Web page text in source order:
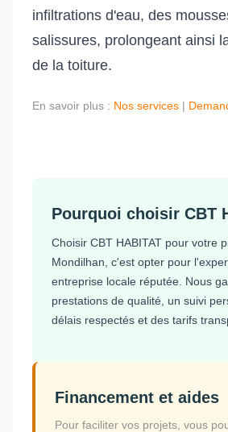
infiltrations d'eau, des
salissures, prolongeant ainsi
de la toiture.
En savoir plus : Nos services |
Pourquoi choisir CBT
Choisir CBT HABITAT pour votre
Mondilhan, c'est opter pour
entreprise locale réputée. Nous
prestations de qualité, un suivi
délais respectés et des tarifs
Financement et aides
Pour faciliter vos projets, vous